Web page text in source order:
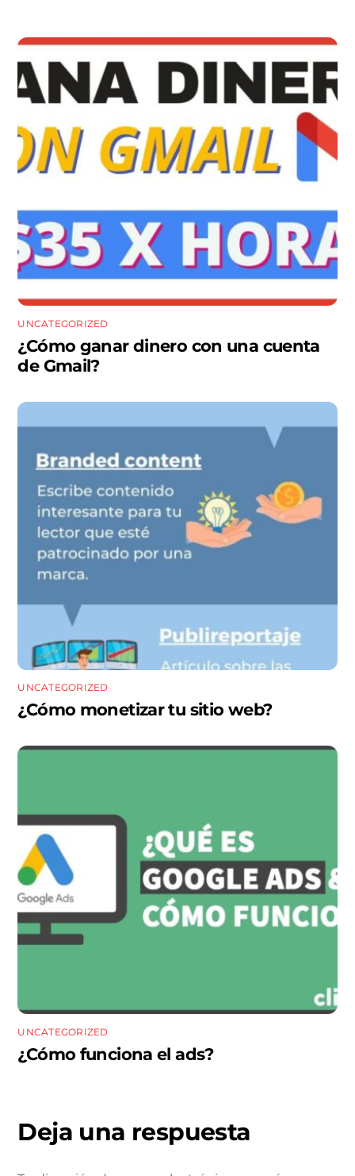
UNCATEGORIZED
¿Cómo ganar dinero con una cuenta
de Gmail?
UNCATEGORIZED
¿Cómo monetizar tu sitio web?
UNCATEGORIZED
¿Cómo funciona el ads?
Deja una respuesta